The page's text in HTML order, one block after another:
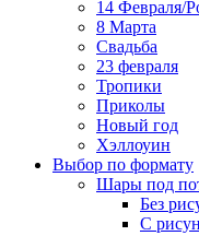
14 Февраля/
8 Марта
Свадьба
23 февраля
Тропики
Приколы
Новый год
Хэллоуин
Выбор по формату
Шары под
Без
С